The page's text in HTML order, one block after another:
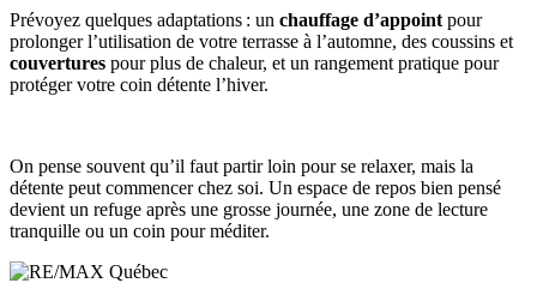
Prévoyez quelques adaptations : un chauffage d’appoint pour
prolonger l’utilisation de votre terrasse à l’automne, des coussins et
couvertures pour plus de chaleur, et un rangement pratique pour
protéger votre coin détente l’hiver.
On pense souvent qu’il faut partir loin pour se relaxer, mais la
détente peut commencer chez soi. Un espace de repos bien pensé
devient un refuge après une grosse journée, une zone de lecture
tranquille ou un coin pour méditer.